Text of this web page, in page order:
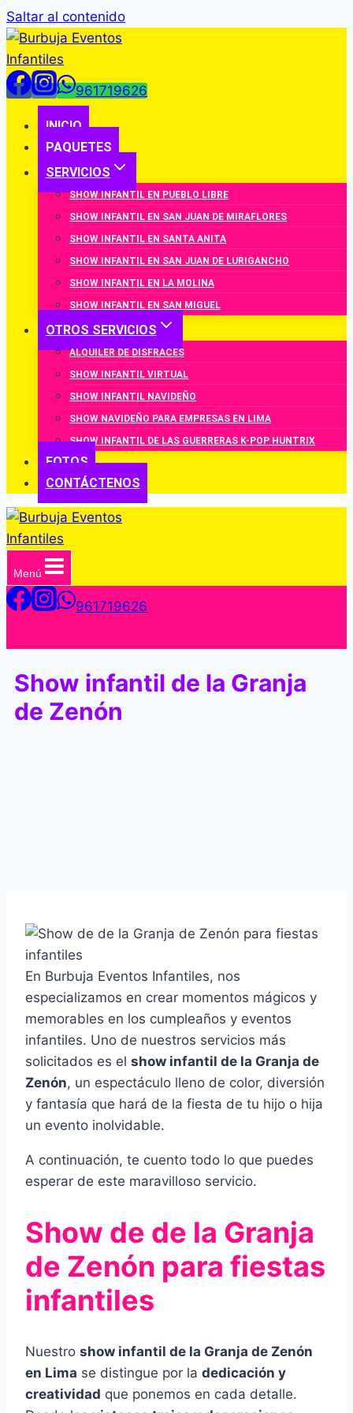
Saltar al contenido
961719626
INICIO
PAQUETES
SERVICIOS
SHOW INFANTIL EN PUEBLO LIBRE
SHOW INFANTIL EN SAN JUAN DE MIRAFLORES
SHOW INFANTIL EN SANTA ANITA
SHOW INFANTIL EN SAN JUAN DE LURIGANCHO
SHOW INFANTIL EN LA MOLINA
SHOW INFANTIL EN SAN MIGUEL
OTROS SERVICIOS
ALQUILER DE DISFRACES
SHOW INFANTIL VIRTUAL
SHOW INFANTIL NAVIDEÑO
SHOW NAVIDEÑO PARA EMPRESAS EN LIMA
SHOW INFANTIL DE LAS GUERRERAS K-POP HUNTRIX
FOTOS
CONTÁCTENOS
Menú
961719626
Show infantil de la Granja
de Zenón
En Burbuja Eventos Infantiles, nos
especializamos en crear momentos mágicos y
memorables en los cumpleaños y eventos
infantiles. Uno de nuestros servicios más
solicitados es el show infantil de la Granja de
Zenón, un espectáculo lleno de color, diversión
y fantasía que hará de la fiesta de tu hijo o hija
un evento inolvidable.
A continuación, te cuento todo lo que puedes
esperar de este maravilloso servicio.
Show de de la Granja
de Zenón para fiestas
infantiles
Nuestro show infantil de la Granja de Zenón
en Lima se distingue por la dedicación y
creatividad que ponemos en cada detalle.